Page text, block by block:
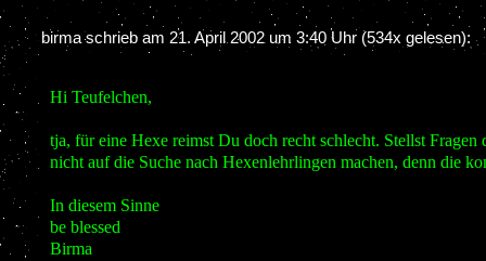
birma schrieb am 21. April 2002 um 3:40 Uhr (534x gelesen):
Hi Teufelchen,
tja, für eine Hexe reimst Du doch recht schlecht. Stellst
nicht auf die Suche nach Hexenlehrlingen machen, denn die
In diesem Sinne
be blessed
Birma